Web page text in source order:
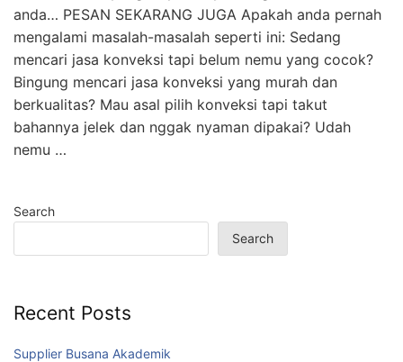
anda… PESAN SEKARANG JUGA Apakah anda pernah
mengalami masalah-masalah seperti ini: Sedang
mencari jasa konveksi tapi belum nemu yang cocok?
Bingung mencari jasa konveksi yang murah dan
berkualitas? Mau asal pilih konveksi tapi takut
bahannya jelek dan nggak nyaman dipakai? Udah
nemu …
Search
Search
Recent Posts
Supplier Busana Akademik